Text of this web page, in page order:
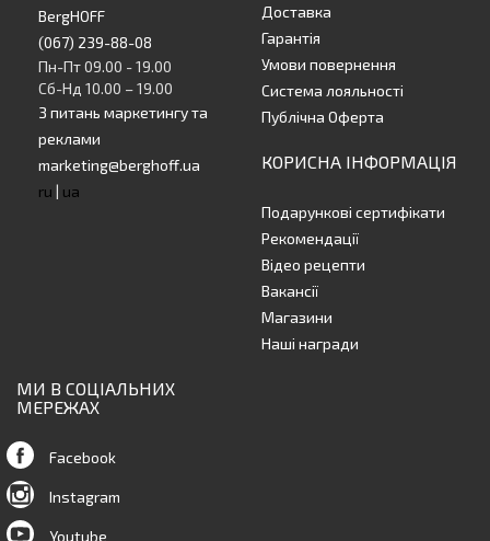
BergHOFF
(067) 239-88-08
Пн-Пт 09.00 - 19.00
Сб-Нд 10.00 – 19.00
З питань маркетингу та
реклами
marketing@berghoff.ua
ru | ua
Доставка
Гарантія
Умови повернення
Система лояльності
Публічна Оферта
КОРИСНА ІНФОРМАЦІЯ
Подарункові сертифікати
Рекомендації
Відео рецепти
Вакансії
Магазини
Наші награди
МИ В СОЦІАЛЬНИХ
МЕРЕЖАХ
Facebook
Instagram
Youtube